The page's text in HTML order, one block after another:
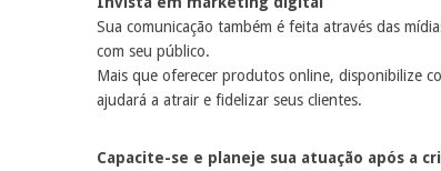
Sua comunicação também é feita através das
com seu público.
Mais que oferecer produtos online, disponibilize
ajudará a atrair e fidelizar seus clientes.
Capacite-se e planeje sua atuação após a